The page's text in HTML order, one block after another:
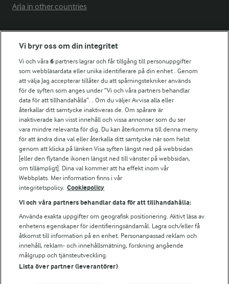
Arla in other countries
Fler Arlasajter
För ägare
Arlas kundportal
Arla.com
Falbygdens Ost
Arla webbshop
Bildbank
Följ oss
© 2026 Arla Foods
Vi bryr oss om din integritet
Vi och våra6 partners lagrar och får tillgång till personuppgifter
som webbläsardata eller unika identifierare på din enhet . Genom
att välja Jag accepterar tillåter du att spårningstekniker används
för de syften som anges under ”Vi och våra partners behandlar
data för att tillhandahålla”. . Om du väljer Avvisa alla eller
återkallar ditt samtycke inaktiveras de. Om spårare är
inaktiverade kan visst innehåll och vissa annonser som du ser
vara mindre relevanta för dig. Du kan återkomma till denna meny
för att ändra dina val eller återkalla ditt samtycke när som helst
genom att klicka på länken Visa syften längst ned på webbsidan
[eller den flytande ikonen längst ned till vänster på webbsidan,
om tillämpligt]. Dina val kommer att ha effekt inom vår
Webbplats. Mer information finns i vår
integritetspolicy. Cookiepolicy
Vi och våra partners behandlar data för att tillhandahålla:
Använda exakta uppgifter om geografisk positionering. Aktivt läsa av
enhetens egenskaper för identifieringsändamål. Lagra och/eller få
åtkomst till information på en enhet. Personanpassad reklam och
innehåll, reklam- och innehållsmätning, forskning angående
målgrupp och tjänsteutveckling.
Lista över partner (leverantörer)